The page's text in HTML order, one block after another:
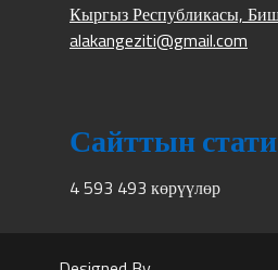
Кыргыз Республикасы,
alakangeziti@gmail.com
Сайттын
4 593 493 көрүүлөр